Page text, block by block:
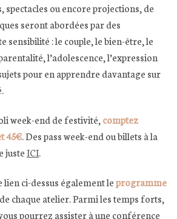
spectacles ou encore projections, de
seront abordées par des
sensibilité : le couple, le bien-être, le
l’adolescence, l’expression
pour en apprendre davantage sur
week-end de festivité, comptez
45€. Des pass week-end ou billets à la
justeICI.
ci-dessus également leprogramme
chaque atelier. Parmi les temps forts,
pourrez assister à une conférence